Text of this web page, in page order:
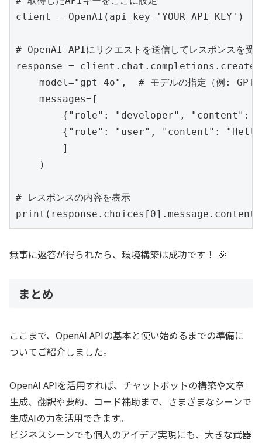
client = OpenAI(api_key='YOUR_API_KEY')
# OpenAI APIにリクエストを送信してレスポンスを受
response = client.chat.completions.create(
model="gpt-4o",  # モデルの指定（例: GPT-
    messages=[
{"role": "developer", "content":
{"role": "user", "content":
        ]
    )
# レスポンスの内容を表示
print(response.choices[0].message.content)
無事に返答が得られたら、環境構築は成功です！ 🎉
まとめ
ここまで、OpenAI APIの基本と使い始めるまでの準備に
ついてご紹介しました。
OpenAI APIを活用すれば、チャットボットの構築や文章
生成、翻訳や要約、コード補助まで、さまざまなシーンで
生成AIの力を活用できます。
ビジネスシーンでも個人のアイデア実現にも、大きな武器